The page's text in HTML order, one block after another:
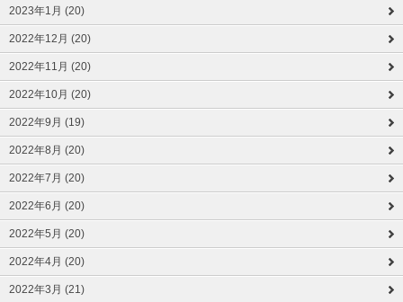
2023年1月 (20)
2022年12月 (20)
2022年11月 (20)
2022年10月 (20)
2022年9月 (19)
2022年8月 (20)
2022年7月 (20)
2022年6月 (20)
2022年5月 (20)
2022年4月 (20)
2022年3月 (21)